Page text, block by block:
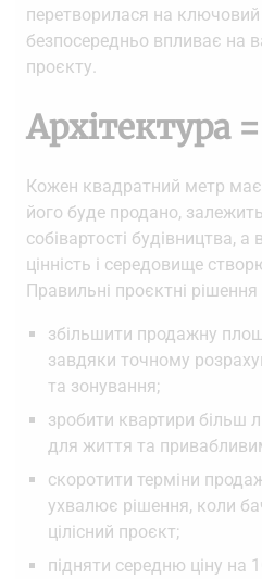
перетворилася на ключовий
безпосередньо впливає на
проєкту.
Архітектура
Кожен квадратний метр має
його буде продано,
собівартості будівництва, а
цінність і середовище
Правильні проєктні
збільшити продажну
завдяки точному
та зонування;
зробити квартири більш
для життя та
скоротити терміни
ухвалює рішення, коли
цілісний проєкт;
підняти середню ціну на